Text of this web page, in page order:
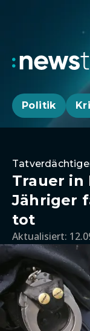
Politik
Trauer in
Jähriger
tot
Aktualisiert: